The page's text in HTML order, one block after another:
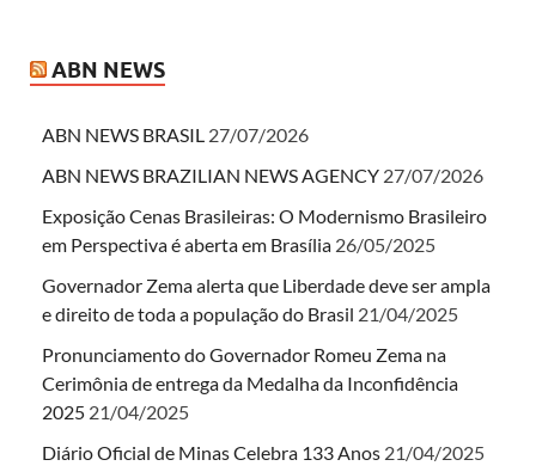
ABN NEWS
ABN NEWS BRASIL 27/07/2026
ABN NEWS BRAZILIAN NEWS AGENCY 27/07/2026
Exposição Cenas Brasileiras: O Modernismo Brasileiro
em Perspectiva é aberta em Brasília 26/05/2025
Governador Zema alerta que Liberdade deve ser ampla
e direito de toda a população do Brasil 21/04/2025
Pronunciamento do Governador Romeu Zema na
Cerimônia de entrega da Medalha da Inconfidência
2025 21/04/2025
Diário Oficial de Minas Celebra 133 Anos 21/04/2025